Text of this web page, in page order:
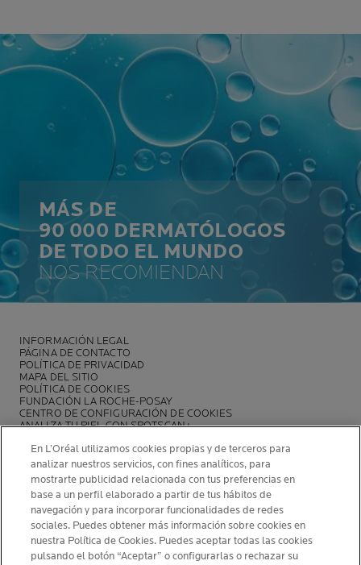
MÁS DE
90 000 DERMATÓLOGOS
DE TODO EL MUNDO
NOS RECOMIENDAN
INFORMACIÓN LEGAL
PÁGINA DE CONTACTO
POLÍTICA DE PRIVACIDAD
MAPA DEL SITIO
POLÍTICA DE COOKIES
FUNDACIÓN LA ROCHE-POSAY
CENTRO DE CONFIGURACIÓN DE COOKIES
ANALIZA TU PIEL CON SPOTSCAN+
NEWSLETTER
INFORMACIÓN DEL FABRICANTE
COSMETIQUE ACTIVE INTERNATIONAL
En L’Oréal utilizamos cookies propias y de terceros para
analizar nuestros servicios, con fines analíticos, para
mostrarte publicidad relacionada con tus preferencias en
base a un perfil elaborado a partir de tus hábitos de
navegación y para incorporar funcionalidades de redes
sociales. Puedes obtener más información sobre cookies en
nuestra Política de Cookies. Puedes aceptar todas las cookies
pulsando el botón “Aceptar” o configurarlas o rechazar su